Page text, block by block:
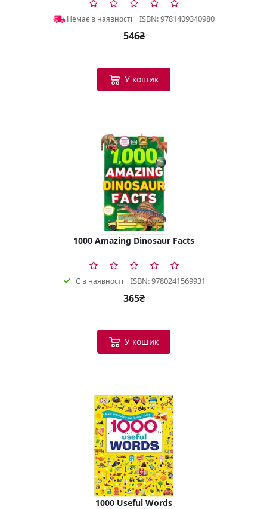
Немає в наявності ISBN: 9781409340980
546₴
У кошик
1000 Amazing Dinosaur Facts
Є в наявності ISBN: 9780241569931
365₴
У кошик
1000 Useful Words